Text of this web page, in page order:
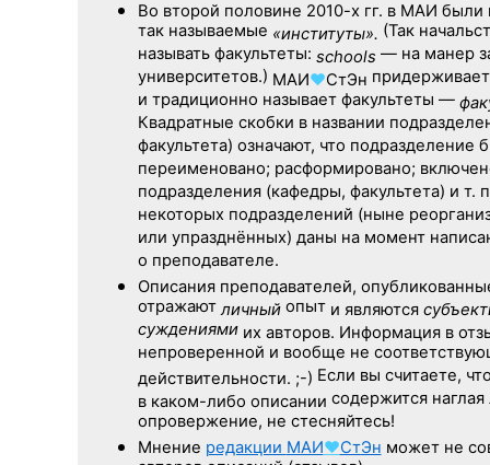
Во второй половине 2010-х гг. в МАИ были
так называемые «институты». (Так
называть факультеты: schools — на манер
университетов.) МАИ♥СтЭн
и традиционно называет факультеты —
Квадратные скобки в названии
факультета) означают, что подразделение
переименовано; расформировано;
подразделения (кафедры, факультета) и т.
некоторых подразделений (ныне
или упразднённых) даны на момент
о преподавателе.
Описания преподавателей,
отражаютличныйопыт и являются
суждениямиих авторов. Информация в
непроверенной и вообще не
действительности. ;-) Если вы считаете,
в каком-либо описании содержится
опровержение, не стесняйтесь!
Мнение редакции МАИ♥СтЭн может не